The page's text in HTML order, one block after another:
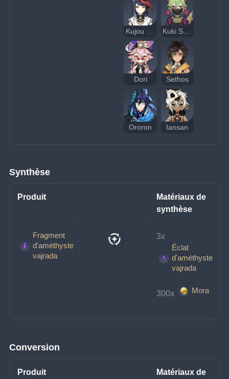
Dori Sethos
Ororon Iansan
Synthèse
Produit
Matériaux de
synthèse
Fragment
d'améthyste
vajrada
3x
Éclat
d'améthyste
vajrada
300x Mora
Conversion
Produit
Matériaux de